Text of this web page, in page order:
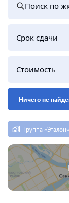
Поиск по
Срок сдачи
Стоимость
Ничего не
Группа «Эталон»